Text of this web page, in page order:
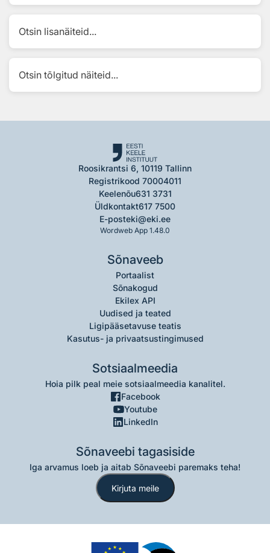
Otsin lisanäiteid...
Otsin tõlgitud näiteid...
Roosikrantsi 6, 10119 Tallinn
Registrikood 70004011
Keelenõu631 3731
Üldkontakt617 7500
E-posteki@eki.ee
Wordweb App 1.48.0
Sõnaveeb
Portaalist
Sõnakogud
Ekilex API
Uudised ja teated
Ligipääsetavuse teatis
Kasutus- ja privaatsustingimused
Sotsiaalmeedia
Hoia pilk peal meie sotsiaalmeedia kanalitel.
Facebook
Youtube
LinkedIn
Sõnaveebi tagasiside
Iga arvamus loeb ja aitab Sõnaveebi paremaks teha!
Kirjuta meile